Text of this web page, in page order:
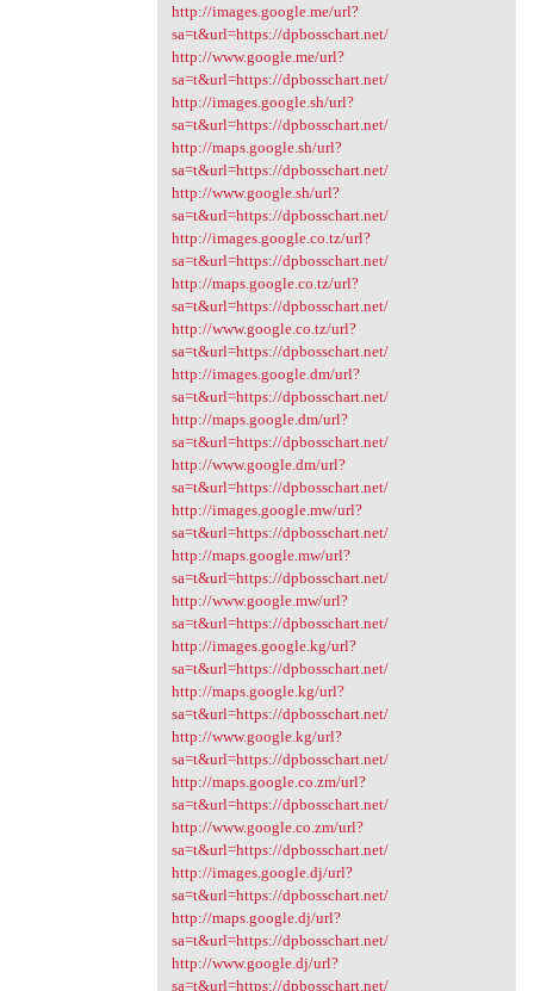
http://images.google.me/url?
sa=t&url=https://dpbosschart.net/
http://www.google.me/url?
sa=t&url=https://dpbosschart.net/
http://images.google.sh/url?
sa=t&url=https://dpbosschart.net/
http://maps.google.sh/url?
sa=t&url=https://dpbosschart.net/
http://www.google.sh/url?
sa=t&url=https://dpbosschart.net/
http://images.google.co.tz/url?
sa=t&url=https://dpbosschart.net/
http://maps.google.co.tz/url?
sa=t&url=https://dpbosschart.net/
http://www.google.co.tz/url?
sa=t&url=https://dpbosschart.net/
http://images.google.dm/url?
sa=t&url=https://dpbosschart.net/
http://maps.google.dm/url?
sa=t&url=https://dpbosschart.net/
http://www.google.dm/url?
sa=t&url=https://dpbosschart.net/
http://images.google.mw/url?
sa=t&url=https://dpbosschart.net/
http://maps.google.mw/url?
sa=t&url=https://dpbosschart.net/
http://www.google.mw/url?
sa=t&url=https://dpbosschart.net/
http://images.google.kg/url?
sa=t&url=https://dpbosschart.net/
http://maps.google.kg/url?
sa=t&url=https://dpbosschart.net/
http://www.google.kg/url?
sa=t&url=https://dpbosschart.net/
http://maps.google.co.zm/url?
sa=t&url=https://dpbosschart.net/
http://www.google.co.zm/url?
sa=t&url=https://dpbosschart.net/
http://images.google.dj/url?
sa=t&url=https://dpbosschart.net/
http://maps.google.dj/url?
sa=t&url=https://dpbosschart.net/
http://www.google.dj/url?
sa=t&url=https://dpbosschart.net/